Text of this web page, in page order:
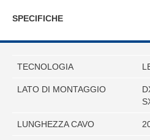
SPECIFICHE
TECNOLOGIA
LATO DI MONTAGGIO
LUNGHEZZA CAVO